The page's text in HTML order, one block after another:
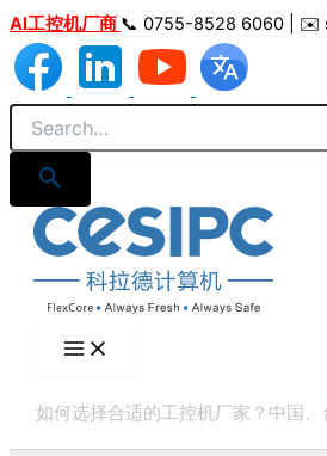
跳
至
内
容
AI工控机厂商 📞 0755-8528 6060 | ✉️
如何选择合适的工控机厂家？中国